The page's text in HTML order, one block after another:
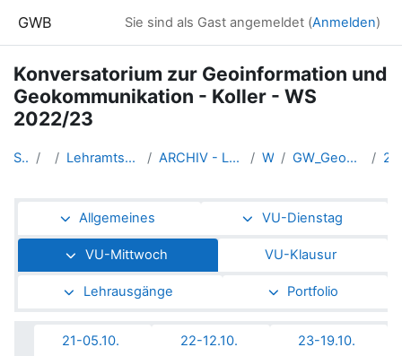
GWB Sie sind als Gast angemeldet (Anmelden)
Konversatorium zur Geoinformation und
Geokommunikation - Koller - WS
2022/23
Startseite Kurse Lehramtsausbildung GW im Cluster Österreich Mitte ARCHIV - Lehrveranstaltungen am Standort Linz - seit 2016 WS_2022/23 GW_Geomedien_KOGeoinformation_Koller_2022ws
Abschnittsübersicht
Allgemeines VU-Dienstag
VU-Mittwoch VU-Klausur
Lehrausgänge Portfolio
21-05.10. 22-12.10. 23-19.10.